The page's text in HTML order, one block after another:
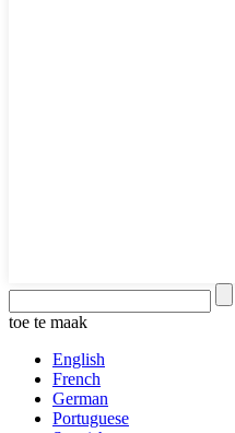
toe te maak
English
French
German
Portuguese